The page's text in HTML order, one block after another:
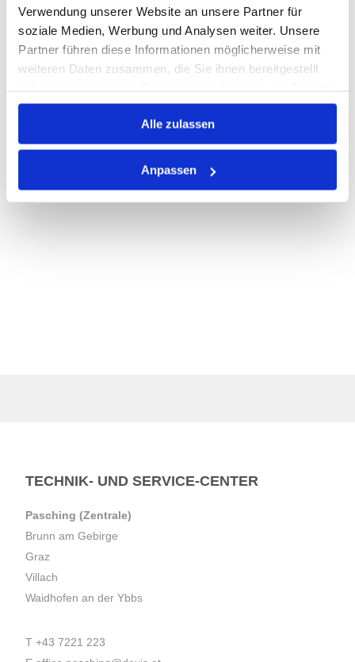
Verwendung unserer Website an unsere Partner für
soziale Medien, Werbung und Analysen weiter. Unsere
Partner führen diese Informationen möglicherweise mit
weiteren Daten zusammen, die Sie ihnen bereitgestellt
gesammelt haben.
Alle zulassen
Anpassen
TECHNIK- UND SERVICE-CENTER
Pasching (Zentrale)
Brunn am Gebirge
Graz
Villach
Waidhofen an der Ybbs
T +43 7221 223